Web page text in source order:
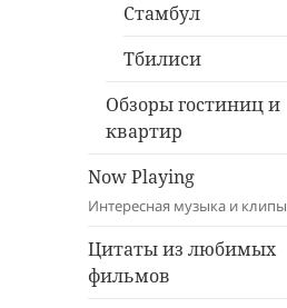
Стамбул
Тбилиси
Обзоры гостиниц и
квартир
Now Playing
Интересная музыка и клипы
Цитаты из любимых
фильмов